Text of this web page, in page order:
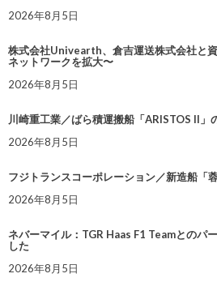
2026年8月5日
株式会社Univearth、倉吉運送株式会社と
ネットワークを拡大〜
2026年8月5日
川崎重工業／ばら積運搬船「ARISTOS II」
2026年8月5日
フジトランスコーポレーション／新造船「
2026年8月5日
ネバーマイル：TGR Haas F1 Teamとのパ
した
2026年8月5日